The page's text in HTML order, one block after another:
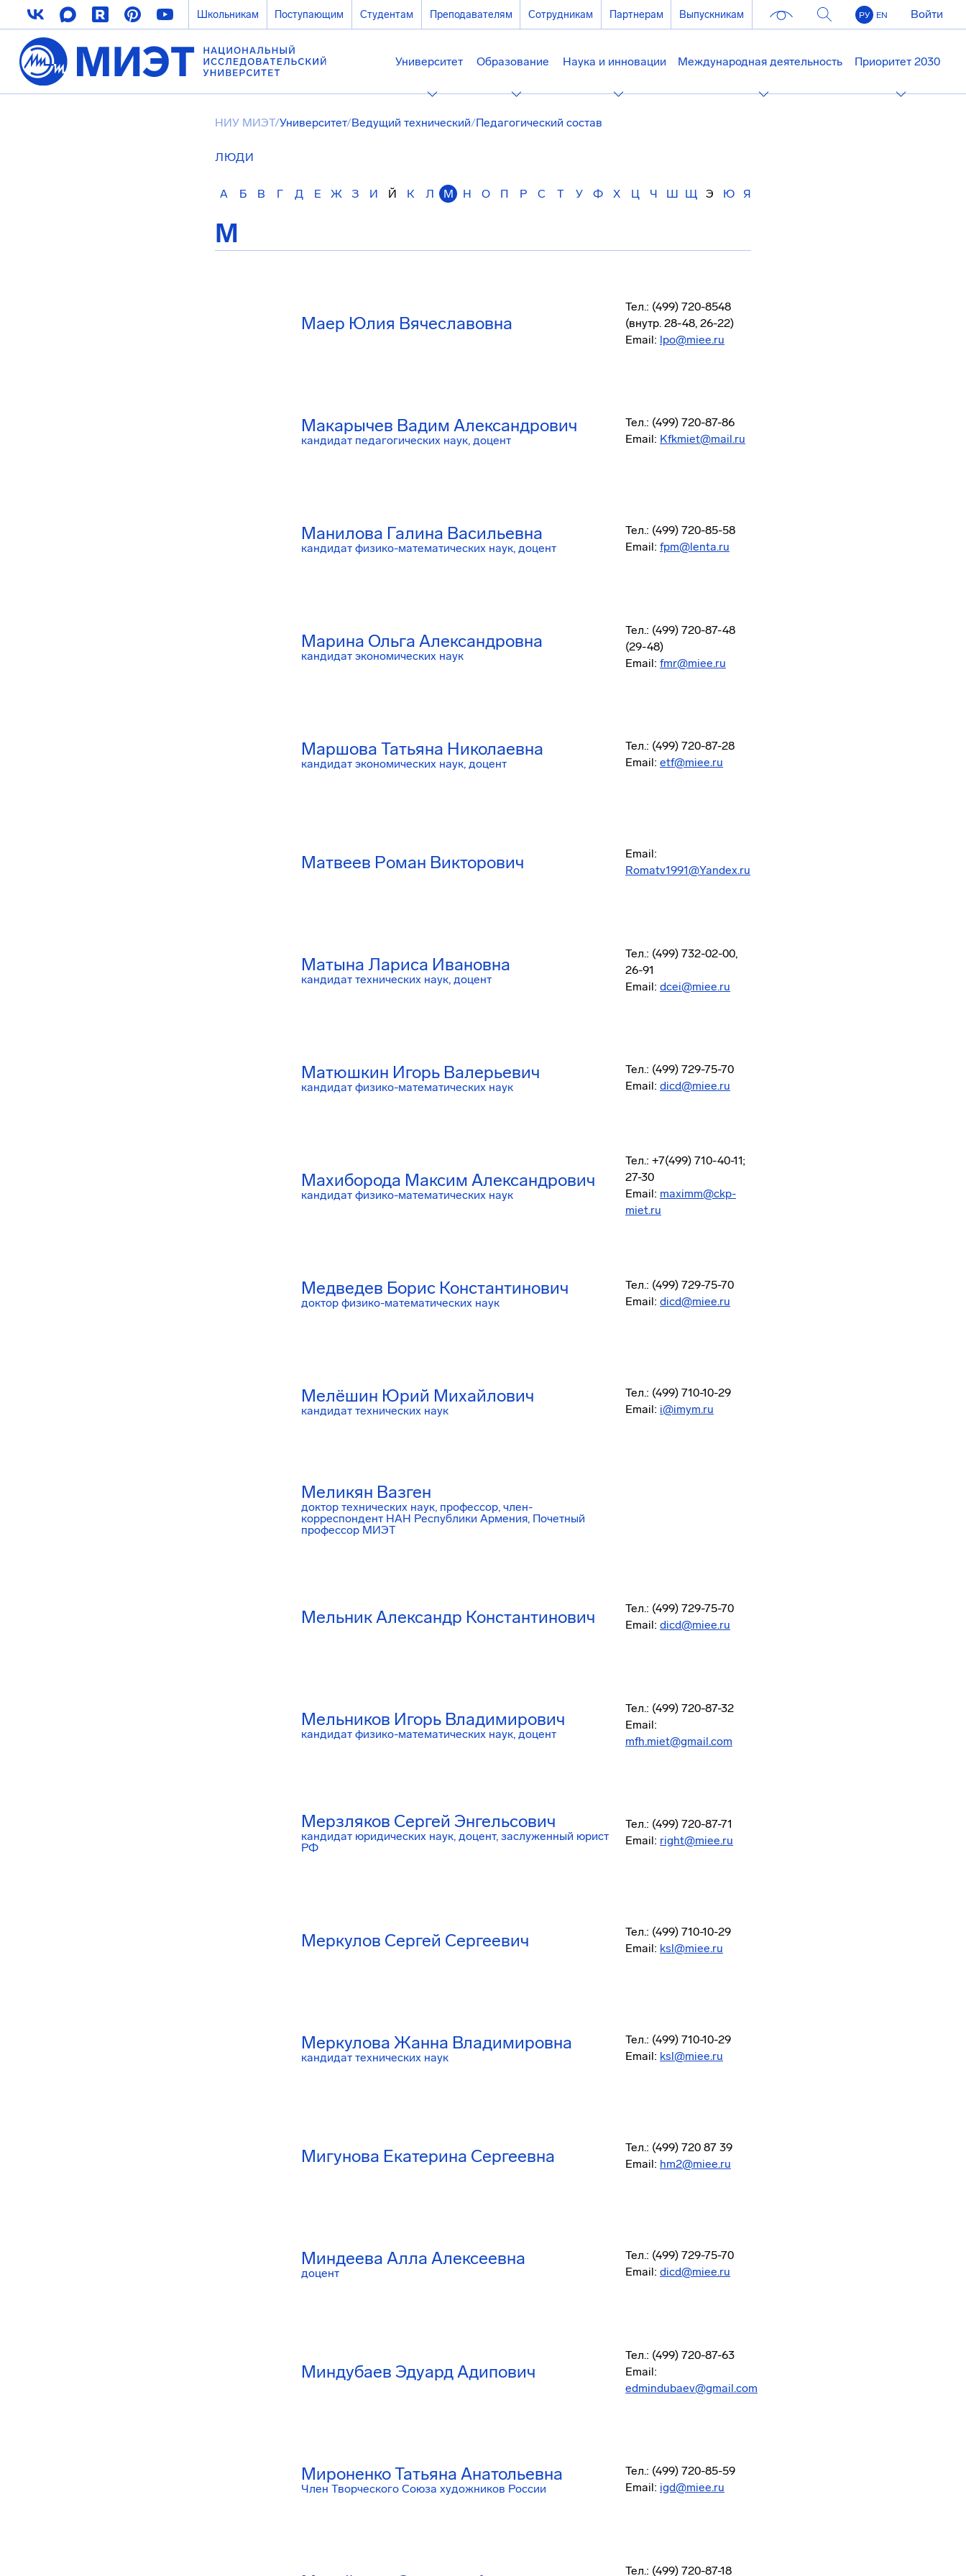
Школьникам Поступающим Студентам Преподавателям Сотрудникам Партнерам Выпускникам РУ EN Войти
Университет Образование Наука и инновации Международная деятельность Приоритет 2030
НИУ МИЭТ/Университет/Ведущий технический/Педагогический состав
ЛЮДИ
А Б В Г Д Е Ж З И Й К Л М Н О П Р С Т У Ф Х Ц Ч Ш Щ Э Ю Я
М
Маер Юлия Вячеславовна
Тел.: (499) 720-8548
(внутр. 28-48, 26-22)
Email: lpo@miee.ru
Макарычев Вадим Александрович
кандидат педагогических наук, доцент
Тел.: (499) 720-87-86
Email: Kfkmiet@mail.ru
Манилова Галина Васильевна
кандидат физико-математических наук, доцент
Тел.: (499) 720-85-58
Email: fpm@lenta.ru
Марина Ольга Александровна
кандидат экономических наук
Тел.: (499) 720-87-48
(29-48)
Email: fmr@miee.ru
Маршова Татьяна Николаевна
кандидат экономических наук, доцент
Тел.: (499) 720-87-28
Email: etf@miee.ru
Матвеев Роман Викторович
Email:
Romatv1991@Yandex.ru
Матына Лариса Ивановна
кандидат технических наук, доцент
Тел.: (499) 732-02-00,
26-91
Email: dcei@miee.ru
Матюшкин Игорь Валерьевич
кандидат физико-математических наук
Тел.: (499) 729-75-70
Email: dicd@miee.ru
Махиборода Максим Александрович
кандидат физико-математических наук
Тел.: +7(499) 710-40-11;
27-30
Email: maximm@ckp-
miet.ru
Медведев Борис Константинович
доктор физико-математических наук
Тел.: (499) 729-75-70
Email: dicd@miee.ru
Мелёшин Юрий Михайлович
кандидат технических наук
Тел.: (499) 710-10-29
Email: i@imym.ru
Меликян Вазген
доктор технических наук, профессор, член-
корреспондент НАН Республики Армения, Почетный
профессор МИЭТ
Мельник Александр Константинович
Тел.: (499) 729-75-70
Email: dicd@miee.ru
Мельников Игорь Владимирович
кандидат физико-математических наук, доцент
Тел.: (499) 720-87-32
Email:
mfh.miet@gmail.com
Мерзляков Сергей Энгельсович
кандидат юридических наук, доцент, заслуженный юрист
РФ
Тел.: (499) 720-87-71
Email: right@miee.ru
Меркулов Сергей Сергеевич
Тел.: (499) 710-10-29
Email: ksl@miee.ru
Меркулова Жанна Владимировна
кандидат технических наук
Тел.: (499) 710-10-29
Email: ksl@miee.ru
Мигунова Екатерина Сергеевна
Тел.: (499) 720 87 39
Email: hm2@miee.ru
Миндеева Алла Алексеевна
доцент
Тел.: (499) 729-75-70
Email: dicd@miee.ru
Миндубаев Эдуард Адипович
Тел.: (499) 720-87-63
Email:
edmindubaev@gmail.com
Мироненко Татьяна Анатольевна
Член Творческого Союза художников России
Тел.: (499) 720-85-59
Email: igd@miee.ru
Тел.: (499) 720-87-18